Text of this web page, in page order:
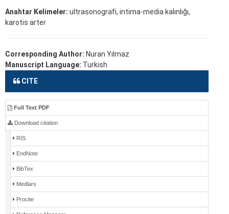
Anahtar Kelimeler: ultrasonografi, intima-media kalınlığı,
karotis arter
Corresponding Author: Nuran Yılmaz
Manuscript Language: Turkish
CITE
Full Text PDF
Download citation
RIS
EndNote
BibTex
Medlars
Procite